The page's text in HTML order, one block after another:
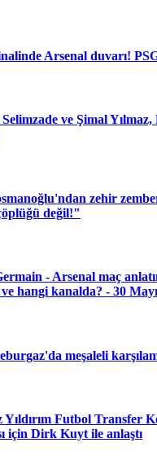
Arsenal duvarı! PSG
ve Şimal Yılmaz,
zehir
değil!"
- Arsenal maç
hangi kanalda? - 30
meşaleli
Yıldırım Futbol Transfer
için Dirk Kuyt ile anlaştı